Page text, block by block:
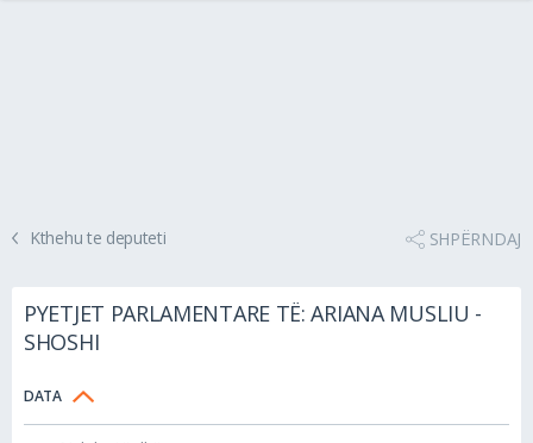
Kthehu te deputeti SHPËRNDAJ
PYETJET PARLAMENTARE TË: ARIANA MUSLIU -
SHOSHI
DATA